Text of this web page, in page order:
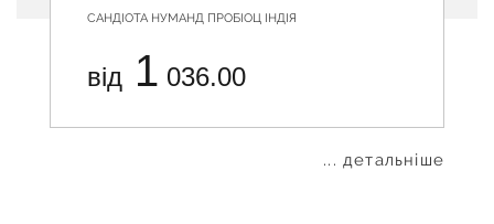
САНДІОТА НУМАНД ПРОБІОЦ ІНДІЯ
від 1 036.00
... детальніше